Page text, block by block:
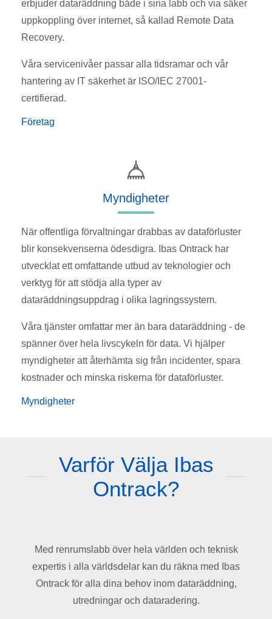
erbjuder dataräddning både i sina labb och via säker
uppkoppling över internet, så kallad Remote Data
Recovery.
Våra servicenivåer passar alla tidsramar och vår
hantering av IT säkerhet är ISO/IEC 27001-
certifierad.
Företag
Myndigheter
När offentliga förvaltningar drabbas av dataförluster
blir konsekvenserna ödesdigra. Ibas Ontrack har
utvecklat ett omfattande utbud av teknologier och
verktyg för att stödja alla typer av
dataräddningsuppdrag i olika lagringssystem.
Våra tjänster omfattar mer än bara dataräddning - de
spänner över hela livscykeln för data. Vi hjälper
myndigheter att återhämta sig från incidenter, spara
kostnader och minska riskerna för dataförluster.
Myndigheter
Varför Välja Ibas
Ontrack?
Med renrumslabb över hela världen och teknisk
expertis i alla världsdelar kan du räkna med Ibas
Ontrack för alla dina behovinom dataräddning,
utredningar och dataradering.